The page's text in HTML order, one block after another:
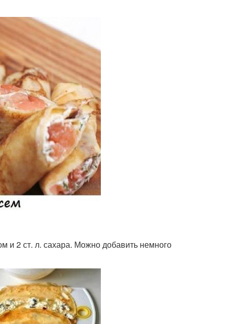
и 2 ст. л. сахара. Можно добавить немного